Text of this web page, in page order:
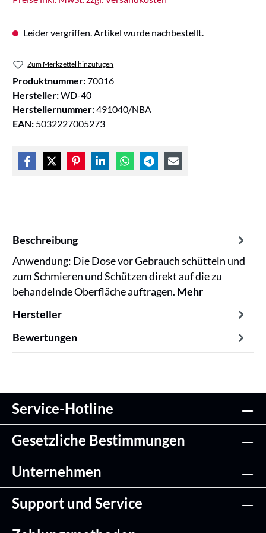
Leider vergriffen. Artikel wurde nachbestellt.
Zum Merkzettel hinzufügen
Produktnummer:70016
Hersteller:WD-40
Herstellernummer:491040/NBA
EAN: 5032227005273
Beschreibung
Anwendung: Die Dose vor Gebrauch schütteln und
zum Schmieren und Schützen direkt auf die zu
behandelnde Oberfläche auftragen. Mehr
Hersteller
Bewertungen
Service-Hotline
Gesetzliche Bestimmungen
Unternehmen
Support und Service